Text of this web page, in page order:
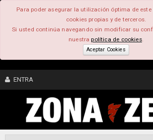
Para poder asegurar la utilización óptima de
cookies propias y de terceros.
Si usted continúa navegando sin modificar su
nuestrapolítica de cookies.
Aceptar Cookies
ENTRA
CONTENIDO